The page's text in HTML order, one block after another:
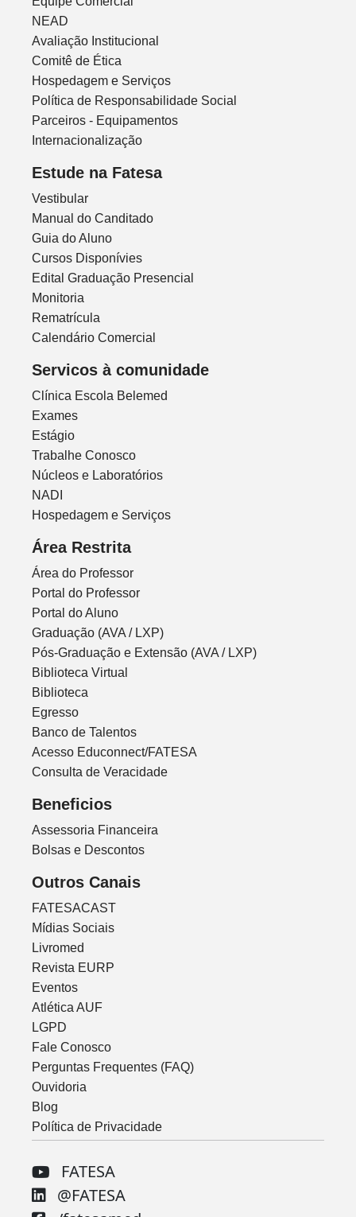
NEAD
Avaliação Institucional
Comitê de Ética
Hospedagem e Serviços
Política de Responsabilidade Social
Parceiros - Equipamentos
Internacionalização
Estude na Fatesa
Vestibular
Manual do Canditado
Guia do Aluno
Cursos Disponívies
Edital Graduação Presencial
Monitoria
Rematrícula
Calendário Comercial
Servicos à comunidade
Clínica Escola Belemed
Exames
Estágio
Trabalhe Conosco
Núcleos e Laboratórios
NADI
Hospedagem e Serviços
Área Restrita
Área do Professor
Portal do Professor
Portal do Aluno
Graduação (AVA / LXP)
Pós-Graduação e Extensão (AVA / LXP)
Biblioteca Virtual
Biblioteca
Egresso
Banco de Talentos
Acesso Educonnect/FATESA
Consulta de Veracidade
Beneficios
Assessoria Financeira
Bolsas e Descontos
Outros Canais
FATESACAST
Mídias Sociais
Livromed
Revista EURP
Eventos
Atlética AUF
LGPD
Fale Conosco
Perguntas Frequentes (FAQ)
Ouvidoria
Blog
Política de Privacidade
FATESA
@FATESA